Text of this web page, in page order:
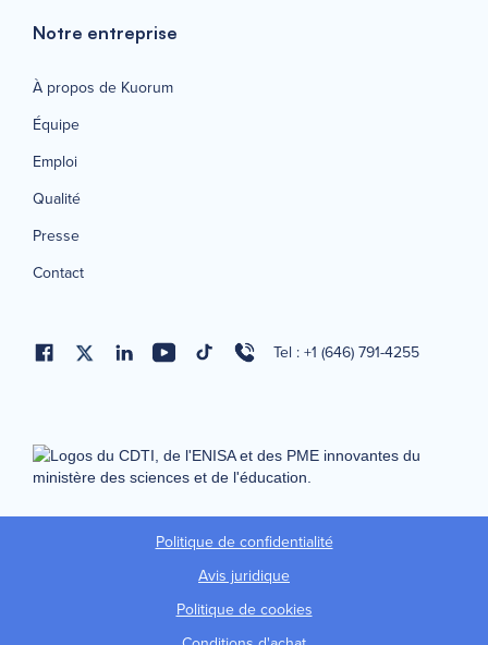
Notre entreprise
À propos de Kuorum
Équipe
Emploi
Qualité
Presse
Contact
Tel : +1 (646) 791-4255
Politique de confidentialité
Avis juridique
Politique de cookies